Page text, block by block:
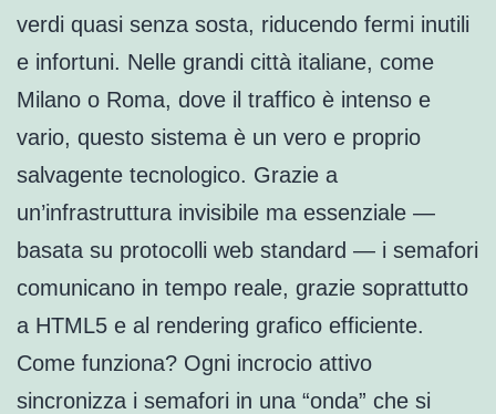
verdi quasi senza sosta, riducendo fermi inutili
e infortuni. Nelle grandi città italiane, come
Milano o Roma, dove il traffico è intenso e
vario, questo sistema è un vero e proprio
salvagente tecnologico. Grazie a
un’infrastruttura invisibile ma essenziale —
basata su protocolli web standard — i semafori
comunicano in tempo reale, grazie soprattutto
a HTML5 e al rendering grafico efficiente.
Come funziona? Ogni incrocio attivo
sincronizza i semafori in una “onda” che si